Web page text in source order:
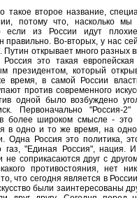
такое второе название,
потому что, насколько мы
если из России идут
правильно. Во-вторых, у нас
открывает много разных
это такая
президентом, который
время, в самой России
против современного
одной было возбуждено
Первоначально "Россия-
более широком смысле - это
в одно и то же время, на
Одна Россия это политика,
газ, "Единая Россия", нация.
соприкасаются друг с
противостояния, нет
что сегодня является в
были заинтересованы